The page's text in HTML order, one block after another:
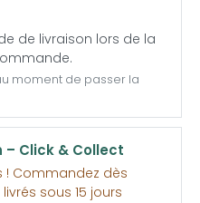
de livraison lors de la
moment de passer la
Click & Collect
! Commandez dès
sous 15 jours